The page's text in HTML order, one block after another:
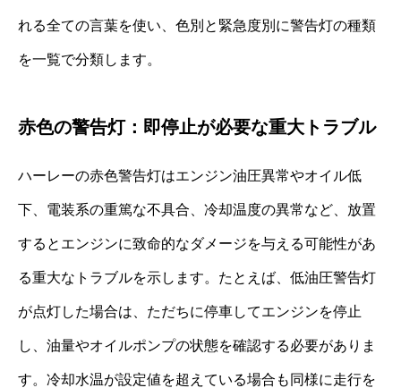
れる全ての言葉を使い、色別と緊急度別に警告灯の種類
を一覧で分類します。
赤色の警告灯：即停止が必要な重大トラブル
ハーレーの赤色警告灯はエンジン油圧異常やオイル低
下、電装系の重篤な不具合、冷却温度の異常など、放置
するとエンジンに致命的なダメージを与える可能性があ
る重大なトラブルを示します。たとえば、低油圧警告灯
が点灯した場合は、ただちに停車してエンジンを停止
し、油量やオイルポンプの状態を確認する必要がありま
す。冷却水温が設定値を超えている場合も同様に走行を